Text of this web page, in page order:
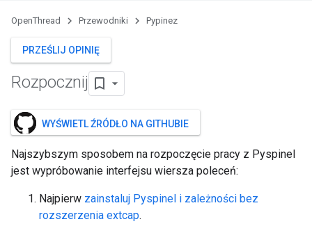
OpenThread Przewodniki Pypinez
PRZEŚLIJ OPINIĘ
Rozpocznij
WYŚWIETL ŹRÓDŁO NA GITHUBIE
Najszybszym sposobem na rozpoczęcie pracy z Pyspinel
jest wypróbowanie interfejsu wiersza poleceń:
Najpierw zainstaluj Pyspinel i zależności bez
rozszerzenia extcap.